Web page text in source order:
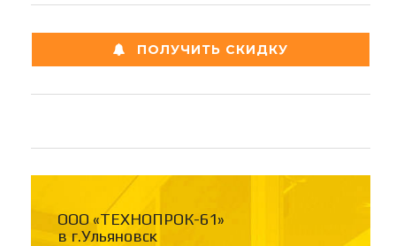
ПОЛУЧИТЬ СКИДКУ
ООО «ТЕХНОПРОК-61»
в г.Ульяновск